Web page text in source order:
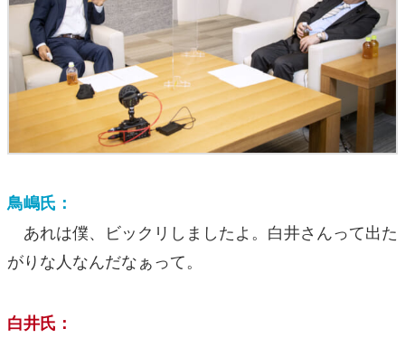
鳥嶋氏：
あれは僕、ビックリしましたよ。白井さんって出た
がりな人なんだなぁって。
白井氏：